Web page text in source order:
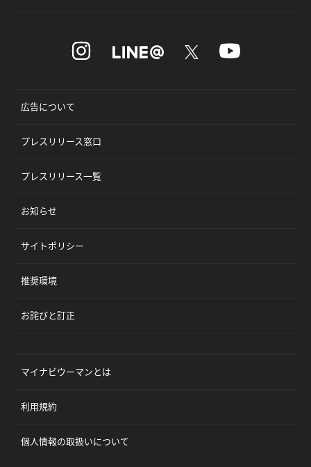
広告について
プレスリリース窓口
プレスリリース一覧
お知らせ
サイトポリシー
推奨環境
お詫びと訂正
マイナビウーマンとは
利用規約
個人情報の取扱いについて